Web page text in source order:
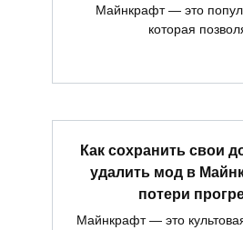
Майнкрафт — это
которая
Как сохранить свои
удалить мод в
потери
Майнкрафт — это